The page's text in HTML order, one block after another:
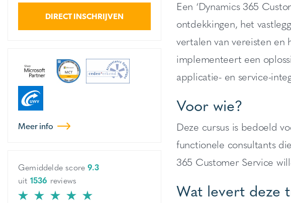
DIRECT INSCHRIJVEN
Meer info
Gemiddelde score9.3
uit 1536 reviews
Een ‘Dynamics 365
ontdekkingen, het
vertalen van vereisten en
implementeert een
applicatie- en service-
Voor wie?
Deze cursus is bedoeld
functionele consultants
365 Customer Service
Wat levert deze